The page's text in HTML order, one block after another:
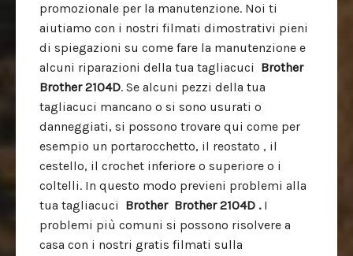
promozionale per la manutenzione. Noi ti
aiutiamo con i nostri filmati dimostrativi pieni
di spiegazioni su come fare la manutenzione e
alcuni riparazioni della tua tagliacuci Brother
Brother 2104D. Se alcuni pezzi della tua
tagliacuci mancano o si sono usurati o
danneggiati, si possono trovare qui come per
esempio un portarocchetto, il reostato , il
cestello, il crochet inferiore o superiore o i
coltelli. In questo modo previeni problemi alla
tua tagliacuci Brother Brother 2104D . I
problemi più comuni si possono risolvere a
casa con i nostri gratis filmati sulla